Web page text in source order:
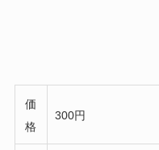
価
格
300円